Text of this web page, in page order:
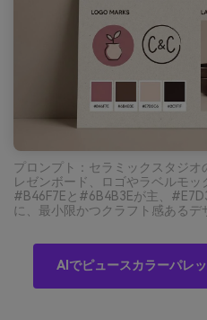
プロンプト：セラミックスタジ
レゼンボード、ロゴやラベルモッ
#B46F7Eと#6B4B3Eが主、
に、最小限かつクラフト感ある
AIでピュースカラーパレ